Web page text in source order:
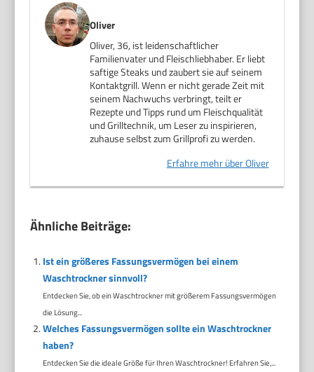
Oliver
Oliver, 36, ist leidenschaftlicher
Familienvater und Fleischliebhaber. Er liebt
saftige Steaks und zaubert sie auf seinem
Kontaktgrill. Wenn er nicht gerade Zeit mit
seinem Nachwuchs verbringt, teilt er
Rezepte und Tipps rund um Fleischqualität
und Grilltechnik, um Leser zu inspirieren,
zuhause selbst zum Grillprofi zu werden.
Erfahre mehr über Oliver
Ähnliche Beiträge:
Ist ein größeres Fassungsvermögen bei einem
Waschtrockner sinnvoll?
Entdecken Sie, ob ein Waschtrockner mit größerem Fassungsvermögen
die Lösung...
Welches Fassungsvermögen sollte ein Waschtrockner
haben?
Entdecken Sie die ideale Größe für Ihren Waschtrockner! Erfahren Sie,...